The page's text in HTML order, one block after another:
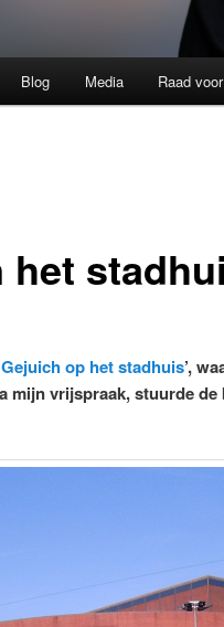
Blog Media Raad
het
Gejuich op het stadhuis’,
mijn vrijspraak, stuurde